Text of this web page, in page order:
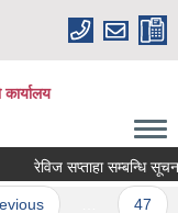
रेविज सप्ताहा सम्बन्धि सूचना
47